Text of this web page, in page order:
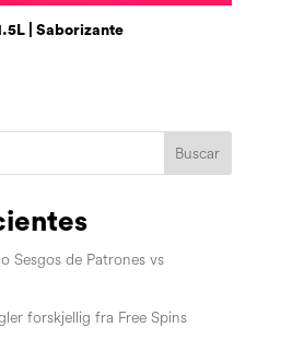
| Saborizante
Buscar
Sesgos de Patrones vs
forskjellig fra Free Spins